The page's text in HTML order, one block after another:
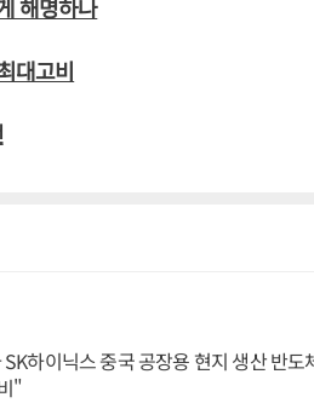
해명하나
대고비
하이닉스 중국 공장용 현지 생산 반도
"